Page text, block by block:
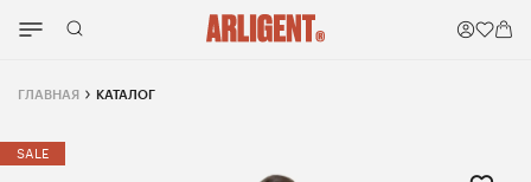
ГЛАВНАЯ КАТАЛОГ
SALE